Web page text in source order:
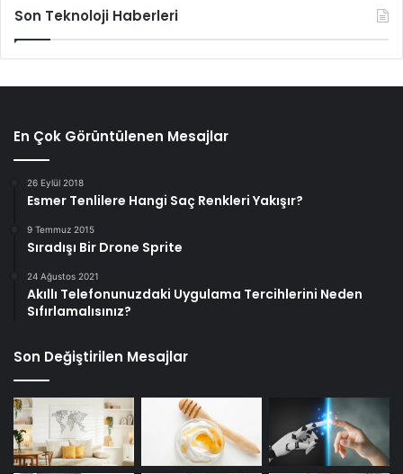
Son Teknoloji Haberleri
En Çok Görüntülenen Mesajlar
26 Eylül 2018
Esmer Tenlilere Hangi Saç Renkleri Yakışır?
9 Temmuz 2015
Sıradışı Bir Drone Sprite
24 Ağustos 2021
Akıllı Telefonunuzdaki Uygulama Tercihlerini Neden
Sıfırlamalısınız?
Son Değiştirilen Mesajlar